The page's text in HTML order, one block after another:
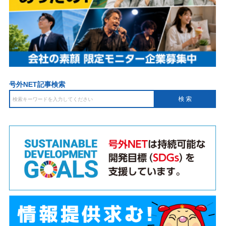
号外NET記事検索